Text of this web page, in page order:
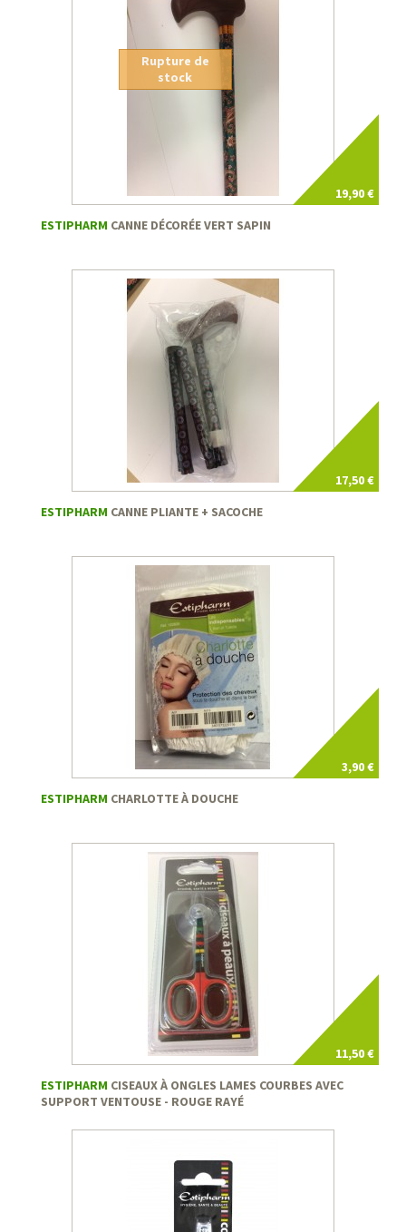
19,90 €
Rupture de
stock
ESTIPHARM CANNE DÉCORÉE VERT SAPIN
17,50 €
ESTIPHARM CANNE PLIANTE + SACOCHE
3,90 €
ESTIPHARM CHARLOTTE À DOUCHE
11,50 €
ESTIPHARM CISEAUX À ONGLES LAMES COURBES AVEC
SUPPORT VENTOUSE - ROUGE RAYÉ